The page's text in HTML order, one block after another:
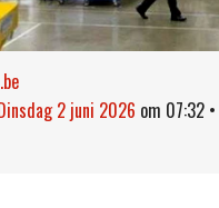
dinsdag 2 juni 2026 om 07:32 •